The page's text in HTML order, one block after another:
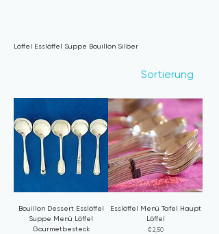
Löffel Esslöffel Suppe Bouillon Silber
Sortierung
Bouillon Dessert Esslöffel
Suppe Menü Löffel
Gourmetbesteck
Esslöffel Menü Tafel Haupt
Löffel
Preis
€ 2,50